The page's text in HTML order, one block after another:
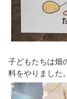
子どもたちは畑
料をやりました。